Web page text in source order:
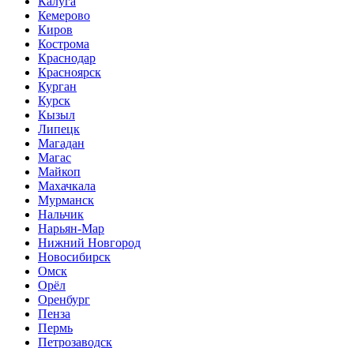
Кемерово
Киров
Кострома
Краснодар
Красноярск
Курган
Курск
Кызыл
Липецк
Магадан
Магас
Майкоп
Махачкала
Мурманск
Нальчик
Нарьян-Мар
Нижний Новгород
Новосибирск
Омск
Орёл
Оренбург
Пенза
Пермь
Петрозаводск